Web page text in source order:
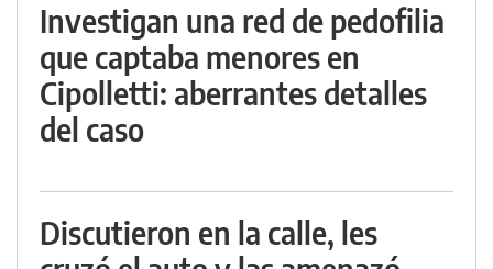
Investigan una red de pedofilia
que captaba menores en
Cipolletti: aberrantes detalles
del caso
Discutieron en la calle, les